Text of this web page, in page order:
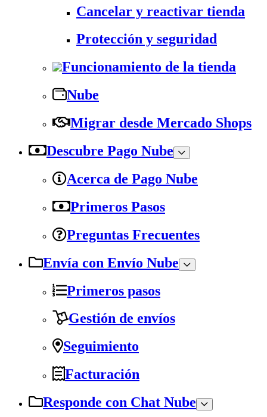
Cancelar y reactivar tienda
Protección y seguridad
Funcionamiento de la tienda
Nube
Migrar desde Mercado Shops
Descubre Pago Nube
Acerca de Pago Nube
Primeros Pasos
Preguntas Frecuentes
Envía con Envío Nube
Primeros pasos
Gestión de envíos
Seguimiento
Facturación
Responde con Chat Nube